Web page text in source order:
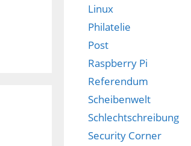
Linux
Philatelie
Post
Raspberry Pi
Referendum
Scheibenwelt
Schlechtschreibung
Security Corner